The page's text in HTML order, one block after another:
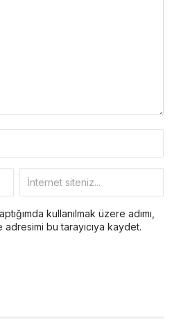
kullanılmak üzere adımı,
bu tarayıcıya kaydet.